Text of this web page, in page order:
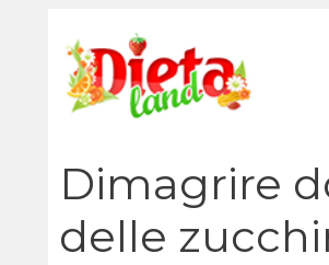
contenuto
Dimagrire
delle